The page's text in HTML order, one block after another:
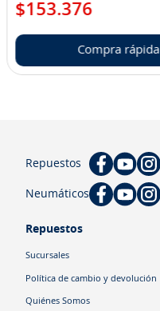
$153.376
Compra rápida
Repuestos
Neumáticos
Repuestos
Sucursales
Política de cambio y devolución
Quiénes Somos